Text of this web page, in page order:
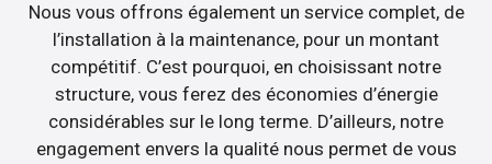
Nous vous offrons également un service complet, de
l’installation à la maintenance, pour un montant
compétitif. C’est pourquoi, en choisissant notre
structure, vous ferez des économies d’énergie
considérables sur le long terme. D’ailleurs, notre
engagement envers la qualité nous permet de vous